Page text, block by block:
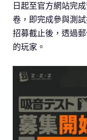
日起至官方網站完
卷，即完成參與測
招募截止後，透過
的玩家。